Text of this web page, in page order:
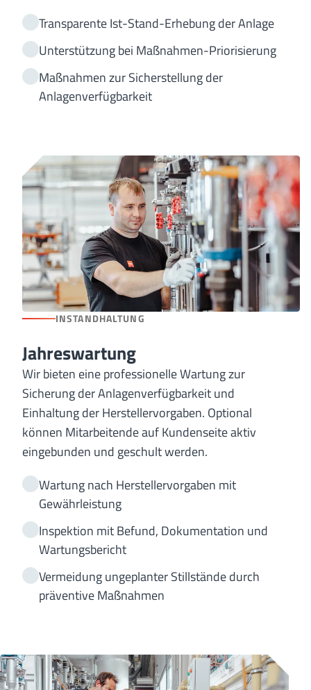
Transparente Ist-Stand-Erhebung der Anlage
Unterstützung bei Maßnahmen-Priorisierung
Maßnahmen zur Sicherstellung der
Anlagenverfügbarkeit
INSTANDHALTUNG
Jahreswartung
Wir bieten eine professionelle Wartung zur
Sicherung der Anlagenverfügbarkeit und
Einhaltung der Herstellervorgaben. Optional
können Mitarbeitende auf Kundenseite aktiv
eingebunden und geschult werden.
Wartung nach Herstellervorgaben mit
Gewährleistung
Inspektion mit Befund, Dokumentation und
Wartungsbericht
Vermeidung ungeplanter Stillstände durch
präventive Maßnahmen